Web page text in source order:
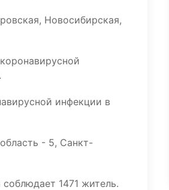
Новосибирская,
инфекции в
- 5, Санкт-
1471 житель.